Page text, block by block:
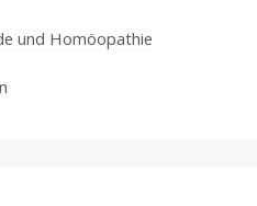
und Homöopathie